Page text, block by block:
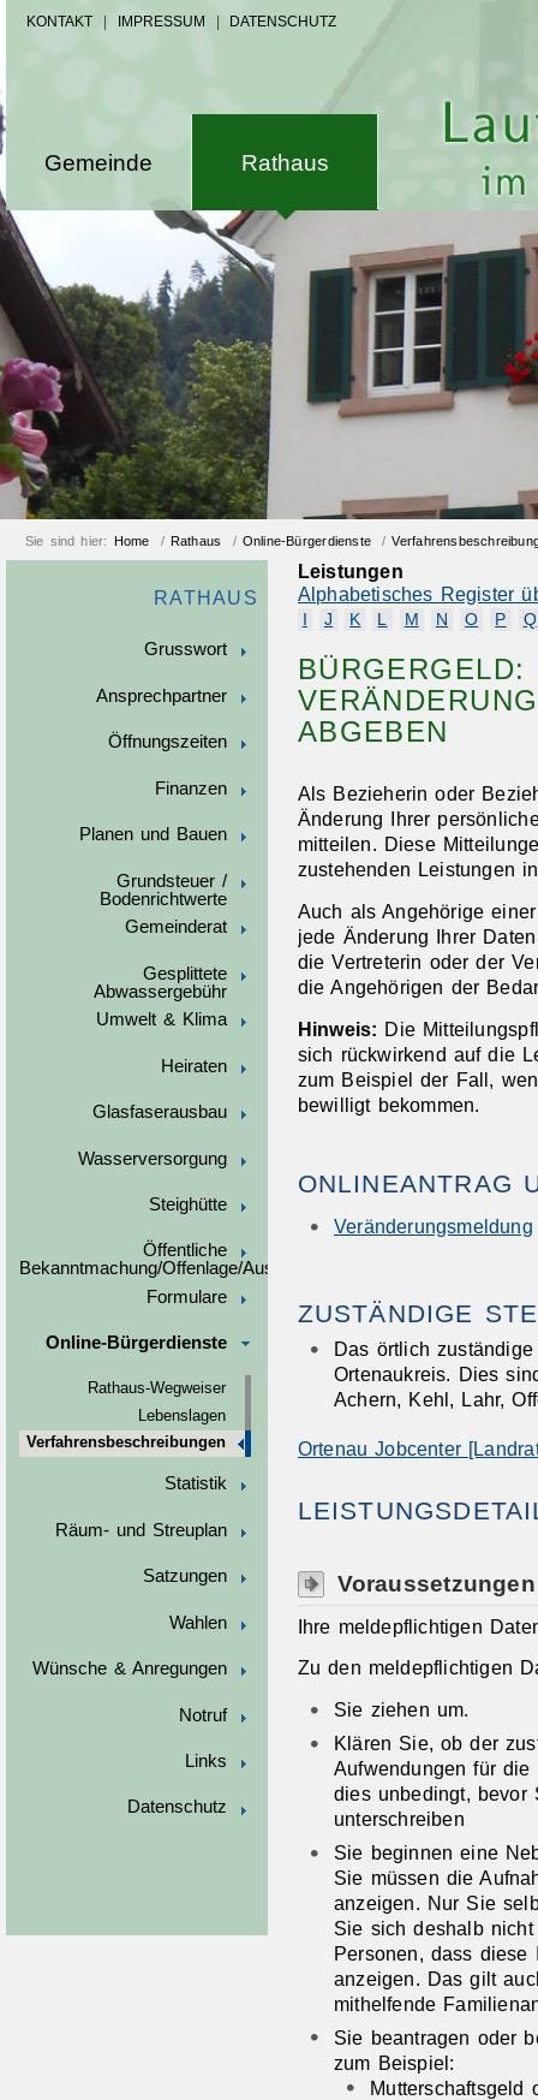
KONTAKT IMPRESSUM DATENSCHUTZ
Gemeinde Rathaus
Sie sind hier: Home / Rathaus / Online-Bürgerdienste /
RATHAUS
Grusswort
Ansprechpartner
Öffnungszeiten
Finanzen
Planen und Bauen
Grundsteuer /
Bodenrichtwerte
Gemeinderat
Gesplittete
Abwassergebühr
Umwelt & Klima
Heiraten
Glasfaserausbau
Wasserversorgung
Steighütte
Öffentliche
Bekanntmachung/Offenlage/Ausschreibungen
Formulare
Online-Bürgerdienste
Rathaus-Wegweiser
Lebenslagen
Verfahrensbeschreibungen
Statistik
Räum- und Streuplan
Satzungen
Wahlen
Wünsche & Anregungen
Notruf
Links
Datenschutz
Leistungen
Alphabetisches Register
J K L M N O P Q
BÜRGERGELD:
ABGEBEN
Als Bezieherin oder
Änderung Ihrer
mitteilen. Diese
zustehenden Leistungen
Auch als Angehörige
jede Änderung Ihrer
die Vertreterin oder der
die Angehörigen der
Hinweis: Die
sich rückwirkend auf die
zum Beispiel der Fall,
bewilligt bekommen.
ONLINEANTRAG
Veränderungsmeldung
ZUSTÄNDIGE
Das örtlich
Ortenaukreis. Dies
Achern, Kehl, Lahr,
Ortenau Jobcenter
Voraussetzungen
Ihre meldepflichtigen
Zu den meldepflichtigen
Sie ziehen um.
Klären Sie, ob der
Aufwendungen für
dies unbedingt, bevor
unterschreiben
Sie beginnen eine
Sie müssen die
anzeigen. Nur Sie
Sie sich deshalb
Personen, dass diese
anzeigen. Das gilt
mithelfende
Sie beantragen oder
zum Beispiel:
Mutterschaftsgeld